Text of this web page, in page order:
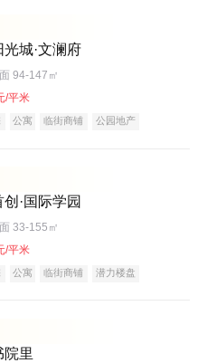
光城·文澜府
94-147㎡
/平米
公寓 临街商铺
公园地产
创·国际学园
33-155㎡
/平米
公寓 临街商铺
潜力楼盘
院里